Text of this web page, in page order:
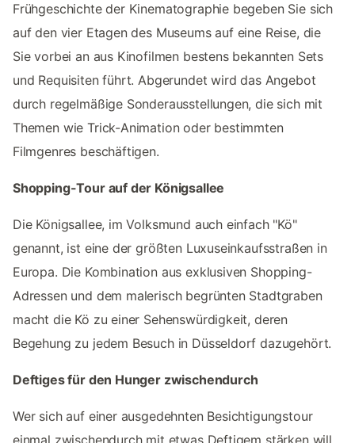
Frühgeschichte der Kinematographie begeben Sie sich
auf den vier Etagen des Museums auf eine Reise, die
Sie vorbei an aus Kinofilmen bestens bekannten Sets
und Requisiten führt. Abgerundet wird das Angebot
durch regelmäßige Sonderausstellungen, die sich mit
Themen wie Trick-Animation oder bestimmten
Filmgenres beschäftigen.
Shopping-Tour auf der Königsallee
Die Königsallee, im Volksmund auch einfach "Kö"
genannt, ist eine der größten Luxuseinkaufsstraßen in
Europa. Die Kombination aus exklusiven Shopping-
Adressen und dem malerisch begrünten Stadtgraben
macht die Kö zu einer Sehenswürdigkeit, deren
Begehung zu jedem Besuch in Düsseldorf dazugehört.
Deftiges für den Hunger zwischendurch
Wer sich auf einer ausgedehnten Besichtigungstour